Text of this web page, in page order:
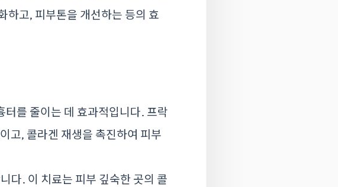
하고, 피부톤을 개선하는 등의 효
터를 줄이는 데 효과적입니다. 프락
고, 콜라겐 재생을 촉진하여 피부
다. 이 치료는 피부 깊숙한 곳의 콜